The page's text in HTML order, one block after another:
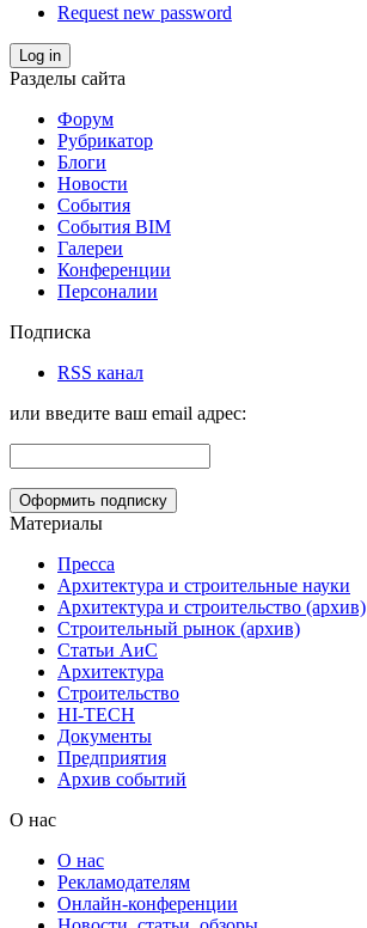
Request new password
Log in
Разделы сайта
Форум
Рубрикатор
Блоги
Новости
События
События BIM
Галереи
Конференции
Персоналии
Подписка
RSS канал
или введите ваш email адрес:
Материалы
Пресса
Архитектура и строительные науки
Архитектура и строительство (архив)
Строительный рынок (архив)
Статьи АиС
Архитектура
Строительство
HI-TECH
Документы
Предприятия
Архив событий
О нас
О нас
Рекламодателям
Онлайн-конференции